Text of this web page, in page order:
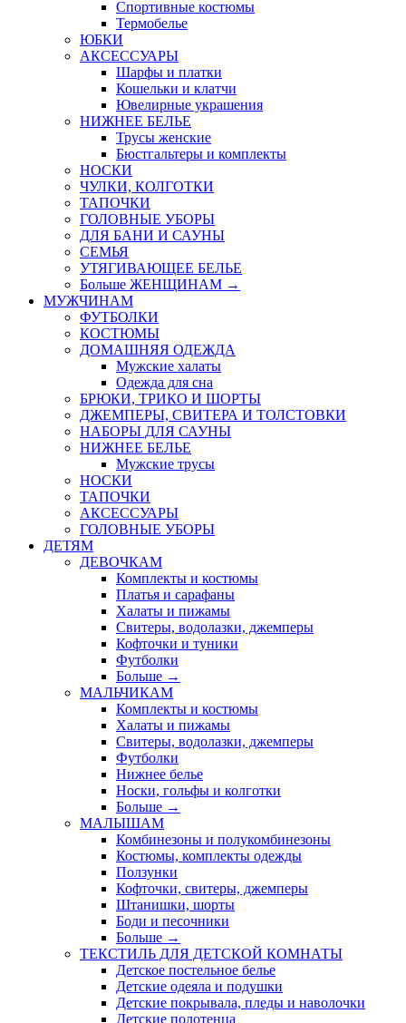
Спортивные костюмы
Термобелье
ЮБКИ
AКСЕССУАРЫ
Шарфы и платки
Кошельки и клатчи
Ювелирные украшения
НИЖНЕЕ БЕЛЬЕ
Трусы женские
Бюстгальтеры и комплекты
НОСКИ
ЧУЛКИ, КОЛГОТКИ
ТАПОЧКИ
ГОЛОВНЫЕ УБОРЫ
ДЛЯ БАНИ И САУНЫ
СЕМЬЯ
УТЯГИВАЮЩЕЕ БЕЛЬЕ
Больше ЖЕНЩИНАМ →
МУЖЧИНАМ
ФУТБОЛКИ
КОСТЮМЫ
ДОМАШНЯЯ ОДЕЖДА
Мужские халаты
Одежда для сна
БРЮКИ, ТРИКО И ШОРТЫ
ДЖЕМПЕРЫ, СВИТЕРА И ТОЛСТОВКИ
НАБОРЫ ДЛЯ САУНЫ
НИЖНЕЕ БЕЛЬЕ
Мужские трусы
НОСКИ
ТАПОЧКИ
АКСЕССУАРЫ
ГОЛОВНЫЕ УБОРЫ
ДЕТЯМ
ДЕВОЧКАМ
Комплекты и костюмы
Платья и сарафаны
Халаты и пижамы
Свитеры, водолазки, джемперы
Кофточки и туники
Футболки
Больше →
МАЛЬЧИКАМ
Комплекты и костюмы
Халаты и пижамы
Свитеры, водолазки, джемперы
Футболки
Нижнее белье
Носки, гольфы и колготки
Больше →
МАЛЫШАМ
Комбинезоны и полукомбинезоны
Костюмы, комплекты одежды
Ползунки
Кофточки, свитеры, джемперы
Штанишки, шорты
Боди и песочники
Больше →
ТЕКСТИЛЬ ДЛЯ ДЕТСКОЙ КОМНАТЫ
Детское постельное белье
Детские одеяла и подушки
Детские покрывала, пледы и наволочки
Детские полотенца